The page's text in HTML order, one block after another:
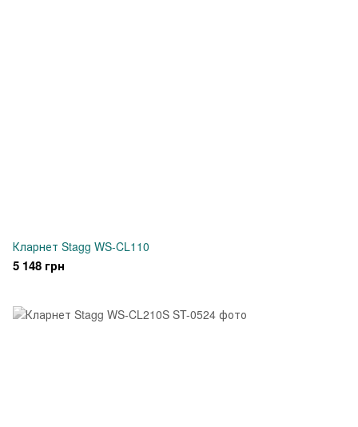
Кларнет Stagg WS-CL110
5 148 грн